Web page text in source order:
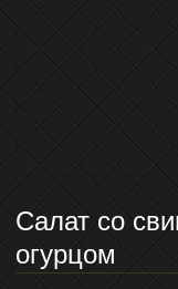
Салат со
огурцом